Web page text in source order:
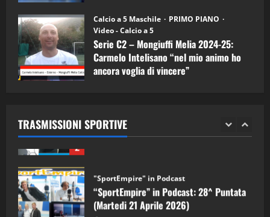
Calcio a 5 Maschile
PRIMO PIANO
Video - Calcio a 5
Serie C2 – Mongiuffi Melia 2024-25:
Carmelo Intelisano “nel mio animo ho
ancora voglia di vincere”
TRASMISSIONI SPORTIVE
1
“SportEmpire” in Podcast: 30^ Puntata
(Martedi 05 Maggio 2026)
08/05/2026
2 28/04/2026
3
“SportEmpire” in Podcast: 28^ Puntata
(Martedi 21 Aprile 2026)
21/04/2026